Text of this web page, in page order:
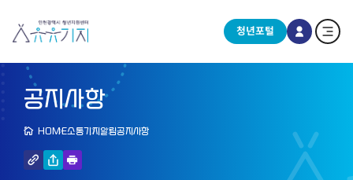
청년포털
공지사항
HOME소통기지 알림공지사항